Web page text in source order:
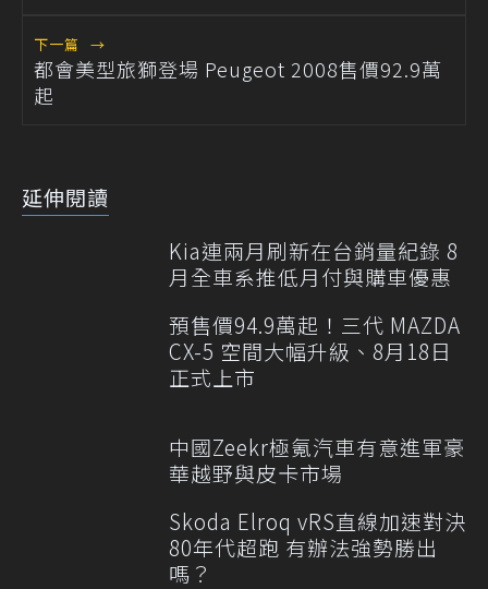
下一篇 →
都會美型旅獅登場 Peugeot 2008售價92.9萬
起
延伸閱讀
Kia連兩月刷新在台銷量紀錄 8
月全車系推低月付與購車優惠
預售價94.9萬起！三代 MAZDA
CX-5 空間大幅升級、8月18日
正式上市
中國Zeekr極氪汽車有意進軍豪
華越野與皮卡市場
Skoda Elroq vRS直線加速對決
80年代超跑 有辦法強勢勝出
嗎？